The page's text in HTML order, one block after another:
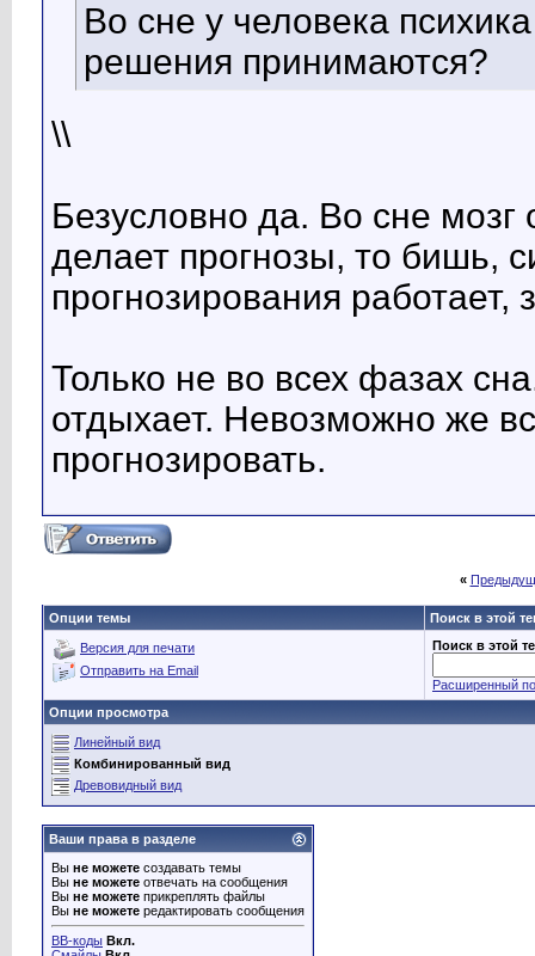
Во сне у человека
решения принимаются?
\\
Безусловно да. Во сне
делает прогнозы, то бишь,
прогнозирования работает,
Только не во всех фазах
отдыхает. Невозможно же
прогнозировать.
«
Опции темы Поиск в этой
Версия для печати
Отправить на Email
Поиск в этой
Расширенный
Опции просмотра
Линейный вид
Комбинированный вид
Древовидный вид
Ваши права в разделе
Вы не можете создавать темы
Вы не можете отвечать на сообщения
Вы не можете прикреплять файлы
Вы не можете редактировать сообщения
BB-коды Вкл.